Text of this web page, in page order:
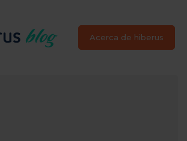
Acerca de hiberus